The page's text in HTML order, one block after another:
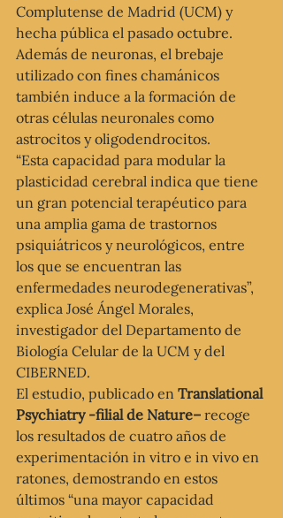
Complutense de Madrid (UCM) y
hecha pública el pasado octubre.
Además de neuronas, el brebaje
utilizado con fines chamánicos
también induce a la formación de
otras células neuronales como
astrocitos y oligodendrocitos.
“Esta capacidad para modular la
plasticidad cerebral indica que tiene
un gran potencial terapéutico para
una amplia gama de trastornos
psiquiátricos y neurológicos, entre
los que se encuentran las
enfermedades neurodegenerativas”,
explica José Ángel Morales,
investigador del Departamento de
Biología Celular de la UCM y del
CIBERNED.
El estudio, publicado en Translational
Psychiatry -filial de Nature– recoge
los resultados de cuatro años de
experimentación in vitro e in vivo en
ratones, demostrando en estos
últimos “una mayor capacidad